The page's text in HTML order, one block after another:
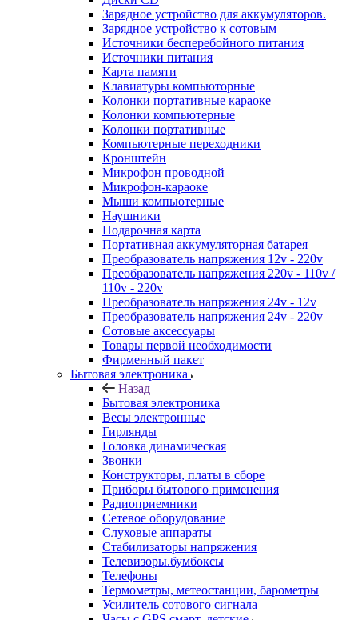
Зарядное устройство для аккумуляторов.
Зарядное устройство к сотовым
Источники бесперебойного питания
Источники питания
Карта памяти
Клавиатуры компьюторные
Колонки портативные караоке
Колонки компьютерные
Колонки портативные
Компьютерные переходники
Кронштейн
Микрофон проводной
Микрофон-караоке
Мыши компьютерные
Наушники
Подарочная карта
Портативная аккумуляторная батарея
Преобразователь напряжения 12v - 220v
Преобразователь напряжения 220v - 110v /
110v - 220v
Преобразователь напряжения 24v - 12v
Преобразователь напряжения 24v - 220v
Сотовые аксессуары
Товары первой необходимости
Фирменный пакет
Бытовая электроника
Назад
Бытовая электроника
Весы электронные
Гирлянды
Головка динамическая
Звонки
Конструкторы, платы в сборе
Приборы бытового применения
Радиоприемники
Сетевое оборудование
Слуховые аппараты
Стабилизаторы напряжения
Телевизоры.бумбоксы
Телефоны
Термометры, метеостанции, барометры
Усилитель сотового сигнала